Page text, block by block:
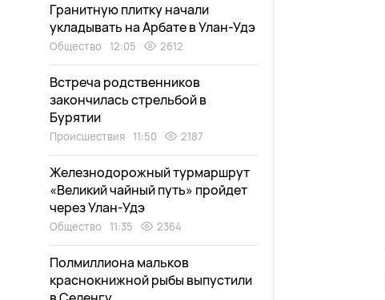
Гранитную плитку начали
укладывать на Арбате в Улан-Удэ
Общество 12:05 2612
Встреча родственников
закончилась стрельбой в
Бурятии
Происшествия 11:50 2187
Железнодорожный турмаршрут
«Великий чайный путь» пройдет
через Улан-Удэ
Общество 11:35 2364
Полмиллиона мальков
краснокнижной рыбы выпустили